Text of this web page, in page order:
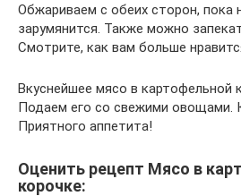
Обжариваем с обеих сторон, пока
зарумянится. Также можно
Смотрите, как вам больше
Вкуснейшее мясо в картофельной
Подаем его со свежими овощами.
Приятного аппетита!
Оценить рецепт Мясо в
корочке: